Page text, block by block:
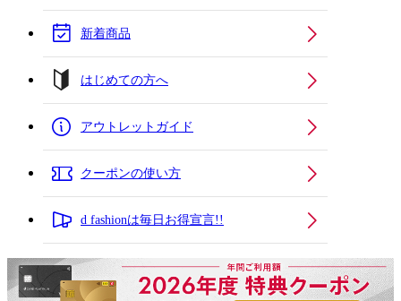
新着商品
はじめての方へ
アウトレットガイド
クーポンの使い方
d fashionは毎日お得宣言!!